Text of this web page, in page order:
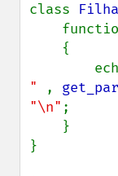
class
"
,
"\n" ;
}